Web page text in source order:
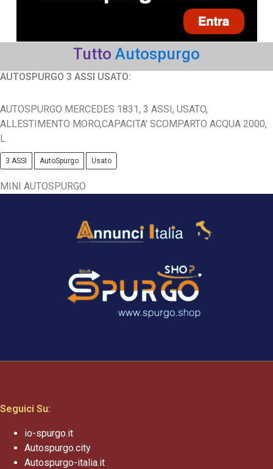
Tutto Autospurgo
AUTOSPURGO 3 ASSI USATO:
AUTOSPURGO MERCEDES 1831, 3 ASSI, USATO,
ALLESTIMENTO MORO,CAPACITA' SCOMPARTO ACQUA 2000,
L
3 ASSI AutoSpurgo Usato
MINI AUTOSPURGO
Seguici Su:
io-spurgo.it
Autospurgo.city
Autospurgo-italia.it